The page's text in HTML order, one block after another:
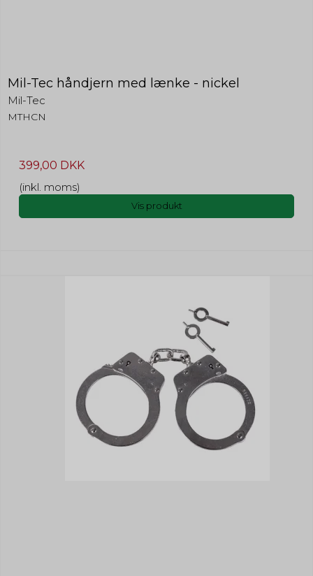
Mil-Tec håndjern med lænke - nickel
Mil-Tec
MTHCN
399,00 DKK
(inkl. moms)
Vis produkt